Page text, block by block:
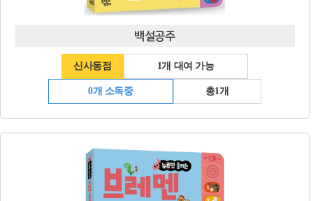
백설공주
신사동점 1개 대여 가능
0개 소독중 총1개